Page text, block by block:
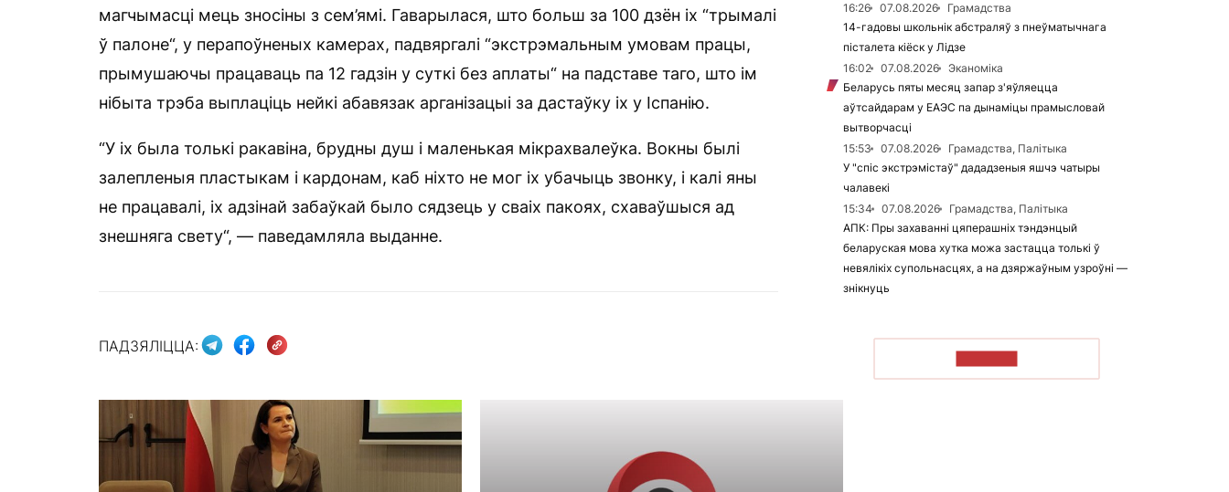
магчымасці мець зносіны з сем’ямі. Гаварылася, што больш за 100 дзён іх “трымалі
ў палоне“, у перапоўненых камерах, падвяргалі “экстрэмальным умовам працы,
прымушаючы працаваць па 12 гадзін у суткі без аплаты“ на падставе таго, што ім
нібыта трэба выплаціць нейкі абавязак арганізацыі за дастаўку іх у Іспанію.
“У іх была толькі ракавіна, брудны душ і маленькая мікрахвалеўка. Вокны былі
залепленыя пластыкам і кардонам, каб ніхто не мог іх убачыць звонку, і калі яны
не працавалі, іх адзінай забаўкай было сядзець у сваіх пакоях, схаваўшыся ад
знешняга свету“, — паведамляла выданне.
ПАДЗЯЛІЦЦА:
16:26
07.08.2026
Грамадства
14-гадовы школьнік абстраляў з пнеўматычнага
пісталета кіёск у Лідзе
16:02
07.08.2026
Эканоміка
Беларусь пяты месяц запар з'яўляецца
аўтсайдарам у ЕАЭС па дынаміцы прамысловай
вытворчасці
15:53
07.08.2026
Грамадства, Палітыка
У "спіс экстрэмістаў" дададзеныя яшчэ чатыры
чалавекі
15:34
07.08.2026
Грамадства, Палітыка
АПК: Пры захаванні цяперашніх тэндэнцый
беларуская мова хутка можа застацца толькі ў
невялікіх супольнасцях, а на дзяржаўным узроўні —
знікнуць